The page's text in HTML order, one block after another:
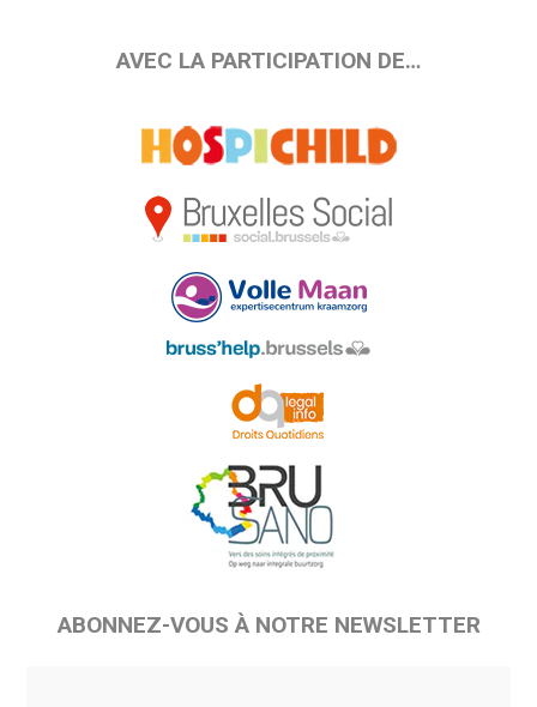
AVEC LA PARTICIPATION DE…
ABONNEZ-VOUS À NOTRE NEWSLETTER